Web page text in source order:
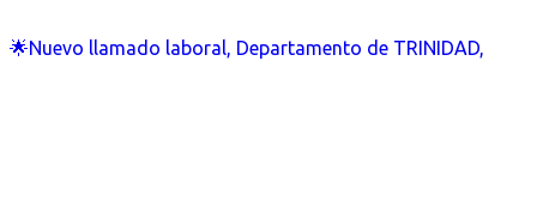
🌟Nuevo llamado laboral, Departamento de TRINIDAD,